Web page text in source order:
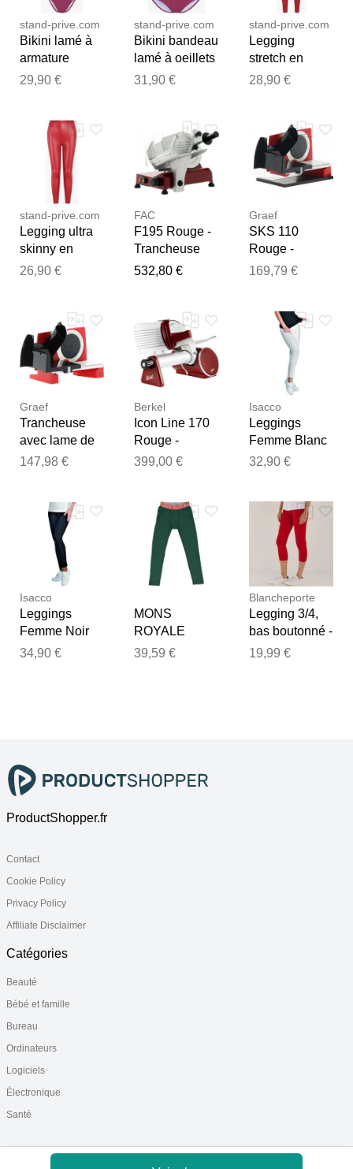
stand-prive.com
Bikini lamé à
armature
dorée - rouge
female
29,90 €
stand-prive.com
Bikini bandeau
lamé à oeillets
dorés - rouge
31,90 €
stand-prive.com
Legging
stretch en
simili - Rouge
28,90 €
stand-prive.com
Legging ultra
skinny en
simili - Rouge
26,90 €
FAC
F195 Rouge -
Trancheuse
avec lame de
532,80 €
Graef
SKS 110
Rouge -
Trancheuse à
169,79 €
Graef
Trancheuse
avec lame de
170 mm
147,98 €
Berkel
Icon Line 170
Rouge -
Trancheuse
399,00 €
Isacco
Leggings
Femme Blanc
32,90 €
Isacco
Leggings
Femme Noir
34,90 €
MONS
ROYALE
BOYS
39,59 €
Blancheporte
Legging 3/4,
bas boutonné -
Rouge Femme
19,99 €
examiner vos commentaires
avant de les publier.
ProductShopper.fr
Contact
Cookie Policy
Privacy Policy
Affiliate Disclaimer
Catégories
Beauté
Bébé et famille
Bureau
Ordinateurs
Logiciels
Électronique
Santé